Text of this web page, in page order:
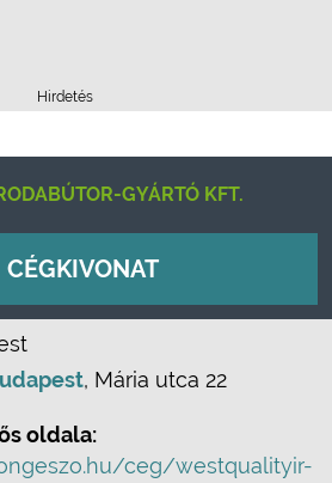
Hirdetés
GYÁRTÓ KFT.
CÉGKIVONAT
, Mária utca 22
oldala:
ceg/westqualityir-